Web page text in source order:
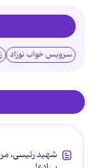
سرویس خواب نوزاد
شهید رئیسی،